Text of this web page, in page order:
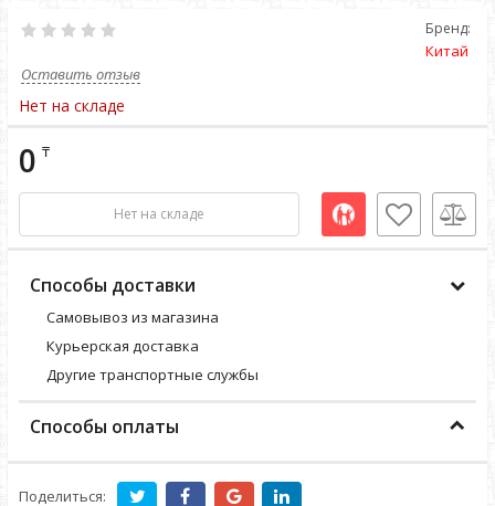
Бренд:
Китай
Оставить отзыв
Нет на складе
0 ₸
Нет на складе
Способы доставки
Самовывоз из магазина
Курьерская доставка
Другие транспортные службы
Способы оплаты
Поделиться: